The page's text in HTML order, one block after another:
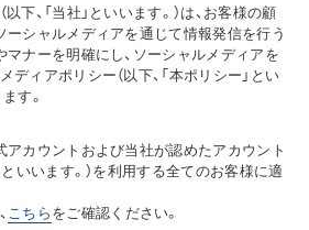
下、「当社」といいます。）は、お客様の顧
ーシャルメディアを通じて情報発信を行う
マナーを明確にし、ソーシャルメディアを
ィアポリシー（以下、「本ポリシー」とい
す。
アカウントおよび当社が認めたアカウント
といいます。）を利用する全てのお客様に適
こちらをご確認ください。